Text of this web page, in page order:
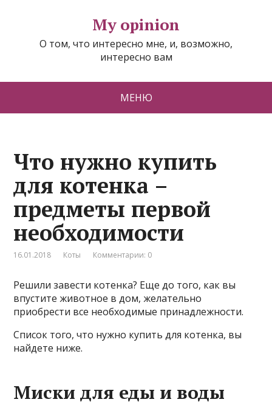
My opinion
О том, что интересно мне, и, возможно,
интересно вам
МЕНЮ
Что нужно купить
для котенка –
предметы первой
необходимости
16.01.2018 Коты Комментарии: 0
Решили завести котенка? Еще до того, как вы
впустите животное в дом, желательно
приобрести все необходимые принадлежности.
Список того, что нужно купить для котенка, вы
найдете ниже.
Миски для еды и воды